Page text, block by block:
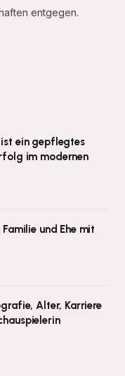
entgegen.
ein gepflegtes
im modernen
Familie und Ehe mit
Alter, Karriere